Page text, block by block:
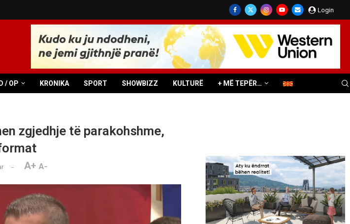
Login
/ OP KRONIKA SPORT SHOWBIZZ KULTURË + MË TEPËR…
zgjedhje të parakohshme,
A+ A-